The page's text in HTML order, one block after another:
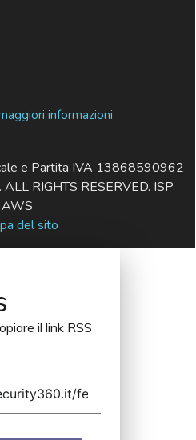
informazioni
e Partita IVA 13868590962
RIGHTS RESERVED. ISP
AWS
del sito
il link RSS